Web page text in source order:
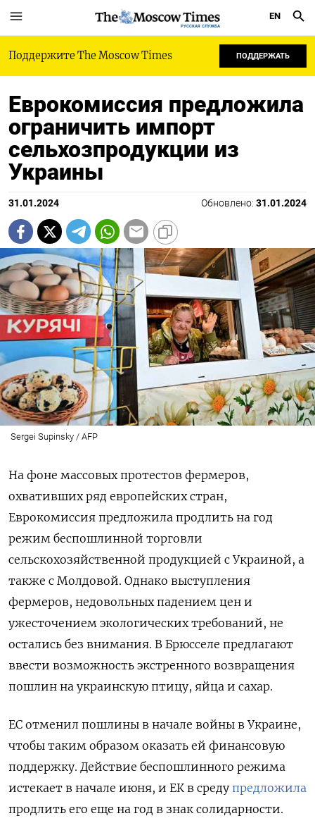
РУССКАЯ СЛУЖБА
EN
Поддержите The Moscow Times ПОДДЕРЖАТЬ
Еврокомиссия предложила
ограничить импорт
сельхозпродукции из
Украины
31.01.2024 Обновлено: 31.01.2024
Sergei Supinsky / AFP
На фоне массовых протестов фермеров,
охвативших ряд европейских стран,
Еврокомиссия предложила продлить на год
режим беспошлинной торговли
сельскохозяйственной продукцией с Украиной, а
также с Молдовой. Однако выступления
фермеров, недовольных падением цен и
ужесточением экологических требований, не
остались без внимания. В Брюсселе предлагают
ввести возможность экстренного возвращения
пошлин на украинскую птицу, яйца и сахар.
ЕС отменил пошлины в начале войны в Украине,
чтобы таким образом оказать ей финансовую
поддержку. Действие беспошлинного режима
истекает в начале июня, и ЕК в среду предложила
продлить его еще на год в знак солидарности.